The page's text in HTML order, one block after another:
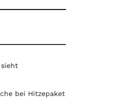
sieht
bei Hitzepaket